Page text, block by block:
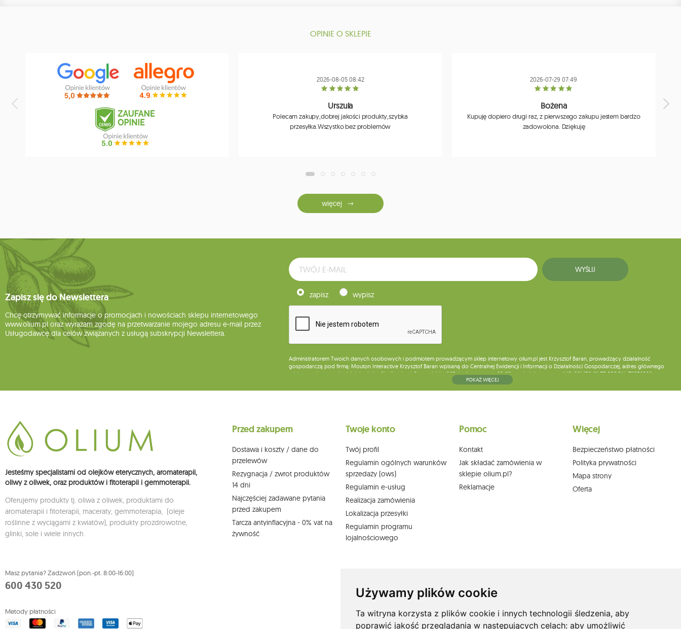
Używamy plików cookie
Ta witryna korzysta z plików cookie i innych technologii śledzenia, aby
poprawić jakość przeglądania w następujących celach: aby umożliwić
OPINIE O SKLEPIE
2026-08-05 08:42
Urszula
Polecam zakupy,dobrej jakości produkty,szybka
przesyłka.Wszystko bez problemów
2026-07-29 07:49
Bożena
Kupuję dopiero drugi raz, z pierwszego zakupu jestem bardzo
zadowolona. Dziękuję
więcej
Zapisz się do Newslettera
Chcę otrzymywać informacje o promocjach i nowościach sklepu internetowego
www.olium.pl oraz wyrażam zgodę na przetwarzanie mojego adresu e-mail przez
Usługodawcę dla celów związanych z usługą subskrypcji Newslettera.
WYŚLIJ
zapisz wypisz
Administratorem Twoich danych osobowych i podmiotem prowadzącym sklep internetowy olium.pl jest Krzysztof Baran, prowadzący działalność
gospodarczą pod firmą: Mouton Interactive Krzysztof Baran wpisaną do Centralnej Ewidencji i Informacji o Działalności Gospodarczej, adres głównego
miejsca wykonywania działalności w Siedlcach, ul. Starowiejska 265, kod pocztowy: 08-110, posiadający numer NIP: 821-152-01-37, REGON: 711650928 .
Dane będą przetwarzane w celu wysyłki newslettera i przechowywane do chwili rezygnacji z subskrypcji.
działem obsługi klienta Mouton Interactive pod adresem e-mail lub pisemnie na adres siedziby.
POKAŻ WIĘCEJ
Jesteśmy specjalistami od olejków eterycznych, aromaterapii,
oliwy z oliwek, oraz produktów i fitoterapii i gemmoterapii.
Oferujemy produkty tj. oliwa z oliwek, produktami do
aromaterapii i fitoterapii, maceraty, gemmoterapia, (oleje
roślinne z wyciągami z kwiatów), produkty prozdrowotne,
glinki, sole i wiele innych.
Masz pytania? Zadzwoń (pon.-pt. 8:00-16:00)
600 430 520
Metody płatności
Przed zakupem
Dostawa i koszty / dane do
przelewów
Rezygnacja / zwrot produktów
14 dni
Najczęściej zadawane pytania
przed zakupem
Tarcza antyinflacyjna - 0% vat na
żywność
Twoje konto
Twój profil
Regulamin ogólnych warunków
sprzedaży (ows)
Regulamin e-usług
Realizacja zamówienia
Lokalizacja przesyłki
Regulamin programu
lojalnościowego
Pomoc
Kontakt
Jak składać zamówienia w
sklepie olium.pl?
Reklamacje
Więcej
Bezpieczeństwo płatności
Polityka prywatności
Mapa strony
Oferta